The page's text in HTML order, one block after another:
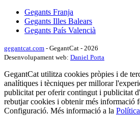
Gegants Franja
Gegants Illes Balears
Gegants País Valencià
gegantcat.com - GegantCat - 2026
Desenvolupament web: Daniel Porta
GegantCat utilitza cookies pròpies i de
analítiques i tècniques per millorar
publicitat per oferir contingut i publicitat
rebutjar cookies i obtenir més informació
Configuració. Més informació a la